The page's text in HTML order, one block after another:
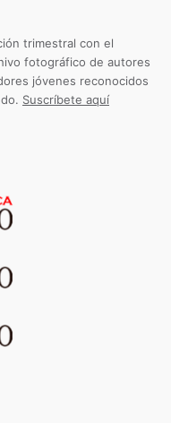
trimestral con el
fotográfico de autores
jóvenes reconocidos
Suscríbete aquí